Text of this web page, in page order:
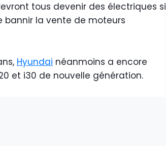
tous devenir des électriques si
bannir la vente de moteurs
Hyundai néanmoins a encore
et i30 de nouvelle génération.